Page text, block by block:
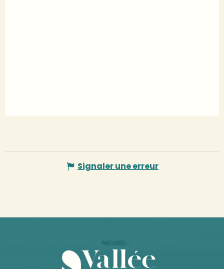
Signaler une erreur